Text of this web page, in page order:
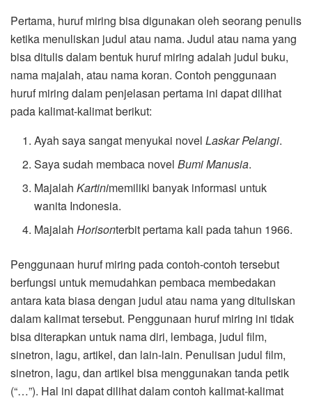
Pertama, huruf miring bisa digunakan oleh seorang penulis
ketika menuliskan judul atau nama. Judul atau nama yang
bisa ditulis dalam bentuk huruf miring adalah judul buku,
nama majalah, atau nama koran. Contoh penggunaan
huruf miring dalam penjelasan pertama ini dapat dilihat
pada kalimat-kalimat berikut:
Ayah saya sangat menyukai novelLaskar Pelangi.
Saya sudah membaca novelBumi Manusia.
MajalahKartinimemiliki banyak informasi untuk
wanita Indonesia.
MajalahHorisonterbit pertama kali pada tahun 1966.
Penggunaan huruf miring pada contoh-contoh tersebut
berfungsi untuk memudahkan pembaca membedakan
antara kata biasa dengan judul atau nama yang dituliskan
dalam kalimat tersebut. Penggunaan huruf miring ini tidak
bisa diterapkan untuk nama diri, lembaga, judul film,
sinetron, lagu, artikel, dan lain-lain. Penulisan judul film,
sinetron, lagu, dan artikel bisa menggunakan tanda petik
(“…”). Hal ini dapat dilihat dalam contoh kalimat-kalimat